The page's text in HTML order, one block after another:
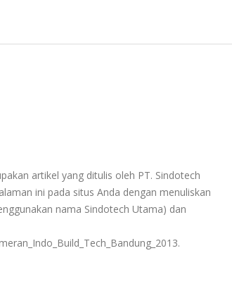
artikel yang ditulis oleh PT. Sindotech
ini pada situs Anda dengan menuliskan
nama Sindotech Utama) dan